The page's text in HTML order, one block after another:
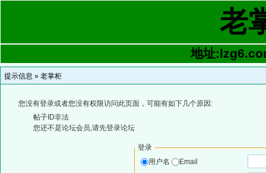
老
地址
提示信息 » 老掌柜
您没有登录或者您没有权限访问此页面，可能有如下几个原因:
帖子ID非法
您还不是论坛会员,请先登录论坛
登录
用户名
Email